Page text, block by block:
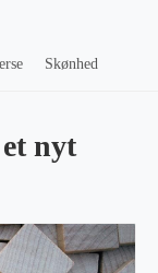
Skønhed
nyt